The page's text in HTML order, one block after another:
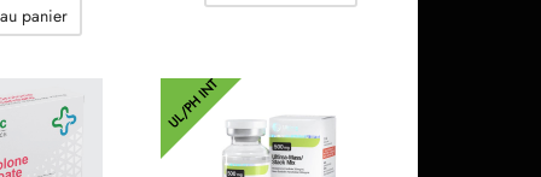
était :
panier
UL/PH INT